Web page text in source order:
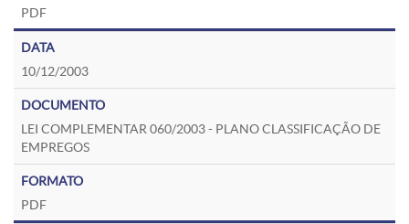
PDF
10/12/2003
LEI COMPLEMENTAR 060/2003 - PLANO CLASSIFICAÇÃO DE
EMPREGOS
PDF